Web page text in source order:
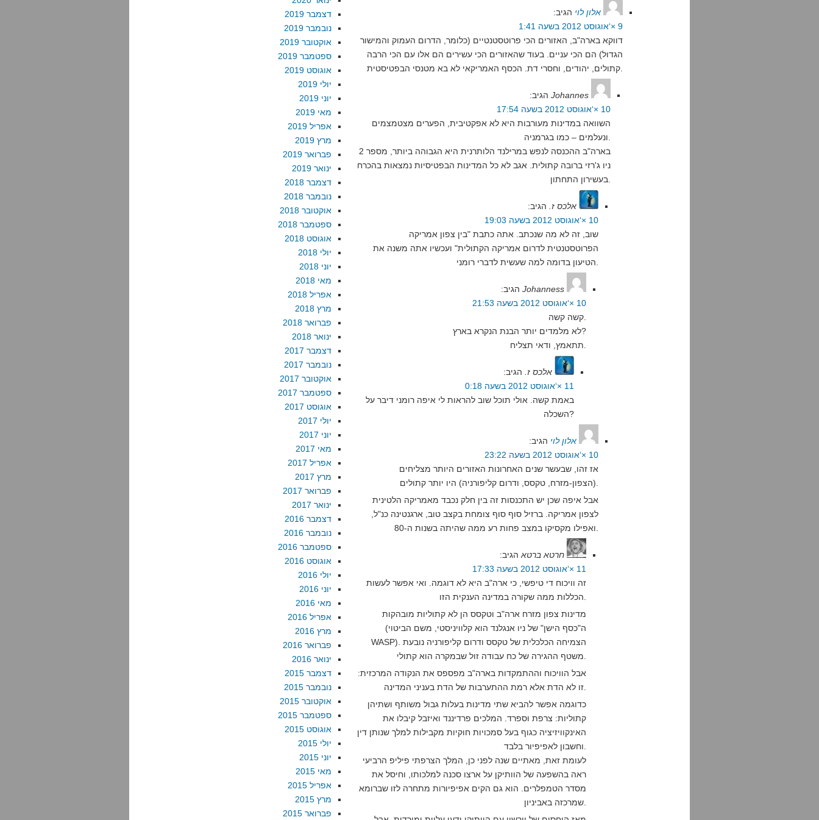
אלון לוי הגיב:
9 ×‘אוגוסט 2012 בשעה 1:41
דווקא בארה"ב, האזורים הכי פרוטסטנטיים (כלומר, הדרום העמוק והמישור
הגדול) הם הכי עניים. בעוד שהאזורים הכי עשירים הם אלו עם הכי הרבה
Johannes הגיב:
10 ×‘אוגוסט 2012 בשעה 17:54
השוואה במדינות מעורבות היא לא אפקטיבית, הפערים מצטמצמים
בארה"ב ההכנסה לנפש במרילנד הלותרנית היא הגבוהה ביותר, מספר 2
ניו ג'רזי ברובה קתולית. אגב לא כל המדינות הבפטיסיות נמצאות בהכרח
אלכס ז.
הגיב:
10 ×‘אוגוסט 2012 בשעה 19:03
שוב, זה לא מה שנכתב. אתה כתבת "בין צפון אמריקה
הפרוטסטנטית לדרום אמריקה הקתולית" ועכשיו אתה משנה את
Johanness הגיב:
10 ×‘אוגוסט 2012 בשעה 21:53
לא מלמדים יותר הבנת הנקרא בארץ?
אלכס ז.
הגיב:
11 ×‘אוגוסט 2012 בשעה 0:18
באמת קשה. אולי תוכל שוב להראות לי איפה רומני דיבר על
השכלה?
אלון לוי הגיב:
10 ×‘אוגוסט 2012 בשעה 23:22
אז זהו, שבעשר שנים האחרונות האזורים היותר מצליחים
אבל איפה שכן יש התכנסות זה בין חלק נכבד מאמריקה הלטינית
לצפון אמריקה. ברזיל סוף סוף צומחת בקצב טוב, ארגנטינה כנ"ל,
חרטא ברטא הגיב:
11 ×‘אוגוסט 2012 בשעה 17:33
זה וויכוח די טיפשי, כי ארה"ב היא לא דוגמה. ואי אפשר לעשות
מדינות צפון מזרח ארה"ב וטקסס הן לא קתוליות מובהקות
(ה"כסף הישן" של ניו אנגלנד הוא קלוויניסטי, משם הביטוי
WASP). הצמיחה הכלכלית של טקסס ודרום קליפורניה נובעת
אבל הוויכוח וההתמקדות בארה"ב מפספס את הנקודה המרכזית:
כדוגמה אפשר להביא שתי מדינות בעלות גבול משותף ושתיהן
קתוליות: צרפת וספרד. המלכים פרדיננד ואיזבל קיבלו את
האינקוויזיציה כגוף בעל סמכויות חוקיות מקבילות למלך שנותן דין
לעומת זאת, מאתיים שנה לפני כן, המלך הצרפתי פיליפ הרביעי
ראה בהשפעה של הוותיקן על ארצו סכנה למלכותו, וחיסל את
מסדר הטמפלרים. הוא גם הקים אפיפיורות מתחרה לזו שברומא
דצמבר 2019
נובמבר 2019
אוקטובר 2019
ספטמבר 2019
אוגוסט 2019
יולי 2019
יוני 2019
מאי 2019
אפריל 2019
מרץ 2019
פברואר 2019
ינואר 2019
דצמבר 2018
נובמבר 2018
אוקטובר 2018
ספטמבר 2018
אוגוסט 2018
יולי 2018
יוני 2018
מאי 2018
אפריל 2018
מרץ 2018
פברואר 2018
ינואר 2018
דצמבר 2017
נובמבר 2017
אוקטובר 2017
ספטמבר 2017
אוגוסט 2017
יולי 2017
יוני 2017
מאי 2017
אפריל 2017
מרץ 2017
פברואר 2017
ינואר 2017
דצמבר 2016
נובמבר 2016
ספטמבר 2016
אוגוסט 2016
יולי 2016
יוני 2016
מאי 2016
אפריל 2016
מרץ 2016
פברואר 2016
ינואר 2016
דצמבר 2015
נובמבר 2015
אוקטובר 2015
ספטמבר 2015
אוגוסט 2015
יולי 2015
יוני 2015
מאי 2015
אפריל 2015
מרץ 2015
פברואר 2015